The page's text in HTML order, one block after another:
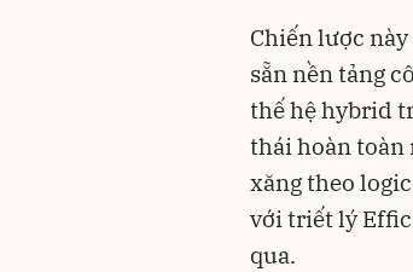
Chiến lược
sẵn nền tảng
thế hệ hybrid
thái hoàn toàn
xăng theo
với triết lý
qua.